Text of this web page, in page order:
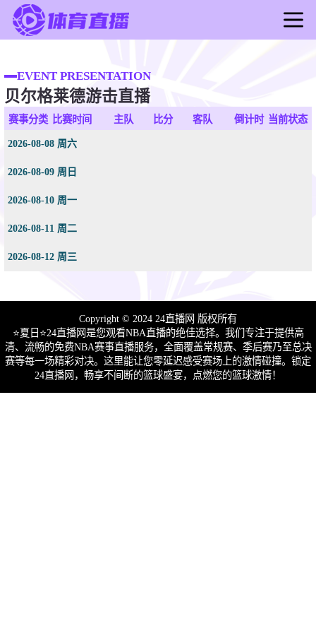
足球直播
篮球直播
足球录像
篮球新闻
EVENT PRESENTATION
贝尔格莱德游击直播
赛事分类 比赛时间 主队 比分 客队 倒计时 当前状态
2026-08-08 周六
2026-08-09 周日
2026-08-10 周一
2026-08-11 周二
2026-08-12 周三
Copyright © 2024 24直播网 版权所有
⭐️夏日⭐24直播网是您观看NBA直播的绝佳选择。我们专注于提供高
清、流畅的免费NBA赛事直播服务，全面覆盖常规赛、季后赛乃至总决
赛等每一场精彩对决。这里能让您零延迟感受赛场上的激情碰撞。锁定
24直播网，畅享不间断的篮球盛宴，点燃您的篮球激情！